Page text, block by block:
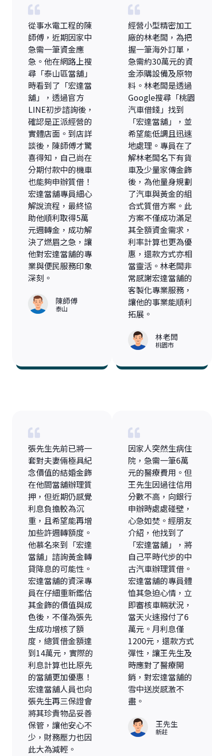
從事水電工程的陳
師傅，近期因家中
急需一筆資金應
急。他在網路上搜
尋「泰山區當舖」
時看到了「宏達當
舖」，透過官方
LINE初步諮詢後，
確認是正派經營的
實體店面。到店詳
談後，陳師傅才驚
喜得知，自己尚在
分期付款中的機車
也能夠申辦質借！
宏達當舖專員細心
解說流程，最終協
助他順利取得5萬
元週轉金，成功解
決了燃眉之急，讓
他對宏達當舖的專
業與便民服務印象
深刻。
陳師傅
泰山
經營小型精密加工
廠的林老闆，為把
握一筆海外訂單，
急需約30萬元的資
金添購設備及原物
料。林老闆是透過
Google搜尋「桃園
汽車借錢」找到
「宏達當舖」，並
希望能低調且迅速
地處理。專員在了
解林老闆名下有貨
車及少量家傳金飾
後，為他量身規劃
了汽車與黃金的組
合式質借方案。此
方案不僅成功滿足
其全額資金需求，
利率計算也更為優
惠，還款方式亦相
當靈活。林老闆非
常感謝宏達當舖的
客製化專業服務，
讓他的事業能順利
拓展。
林老闆
桃園市
張先生先前已將一
套對夫妻倆極具紀
念價值的結婚金飾
在他間當舖辦理質
押，但近期仍感覺
利息負擔較為沉
重，且希望能再增
加些許週轉額度。
他慕名來到「宏達
當舖」諮詢黃金轉
貸降息的可能性。
宏達當舖的資深專
員在仔細重新鑑估
其金飾的價值與成
色後，不僅為張先
生成功增核了額
度，總質借金額達
到14萬元，實際的
利息計算也比原先
的當舖更加優惠！
宏達當舖人員也向
張先生再三保證會
將其珍貴物品妥善
保管，讓他安心不
少，財務壓力也因
此大為減輕。
因家人突然生病住
院，急需一筆6萬
元的醫療費用。但
王先生因過往信用
分數不高，向銀行
申辦時處處碰壁，
心急如焚。經朋友
介紹，他找到了
「宏達當舖」，將
自己平時代步的中
古汽車辦理質借。
宏達當舖的專員體
恤其急迫心情，立
即審核車輛狀況，
當天火速撥付了6
萬元。月利息僅
1200元，還款方式
彈性，讓王先生及
時應對了醫療開
銷，對宏達當舖的
雪中送炭感激不
盡。
王先生
新莊